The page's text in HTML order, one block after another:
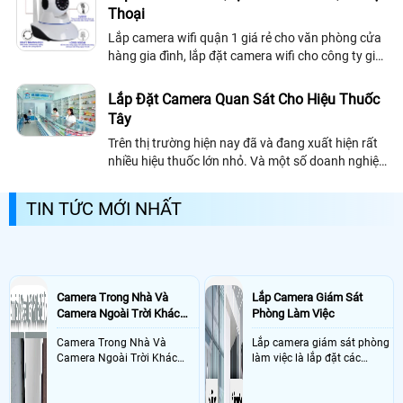
Thoại
Lắp camera wifi quận 1 giá rẻ cho văn phòng cửa
hàng gia đình, lắp đặt camera wifi cho công ty gia
camera wifi chính hãng lắp tại quận 1 tiệu chí ổn
định mẫu phong phú đa dạng
Lắp Đặt Camera Quan Sát Cho Hiệu Thuốc
Tây
Trên thị trường hiện nay đã và đang xuất hiện rất
nhiều hiệu thuốc lớn nhỏ. Và một số doanh nghiệp
viên bảo vệ, thuê dược sĩ,.
TIN TỨC MỚI NHẤT
Camera Trong Nhà Và
Camera Ngoài Trời Khác
Nhau Như Thế Nào
Camera Trong Nhà Và
Camera Ngoài Trời Khác
Lắp Camera Giám Sát
Phòng Làm Việc
Lắp camera giám sát phòng
làm việc là lắp đặt các